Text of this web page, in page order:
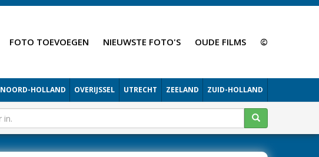
FOTO TOEVOEGEN NIEUWSTE FOTO'S OUDE FILMS ©
NOORD-HOLLAND OVERIJSSEL UTRECHT ZEELAND ZUID-HOLLAND